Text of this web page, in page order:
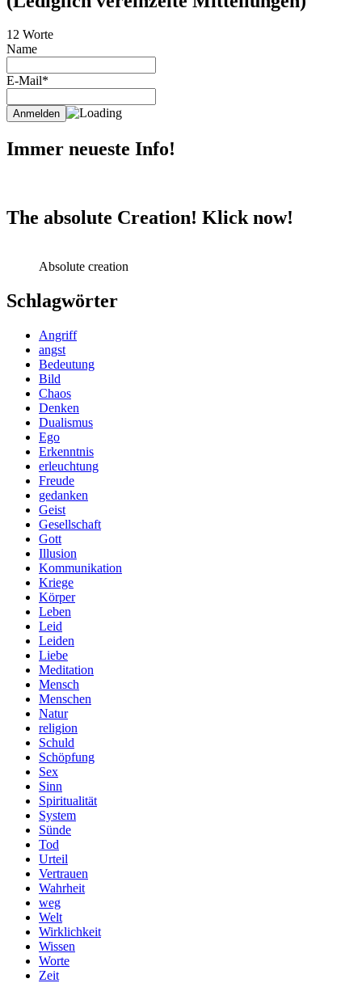
12 Worte
Name
E-Mail*
Immer neueste Info!
The absolute Creation! Klick now!
Absolute creation
Schlagwörter
Angriff
angst
Bedeutung
Bild
Chaos
Denken
Dualismus
Ego
Erkenntnis
erleuchtung
Freude
gedanken
Geist
Gesellschaft
Gott
Illusion
Kommunikation
Kriege
Körper
Leben
Leid
Leiden
Liebe
Meditation
Mensch
Menschen
Natur
religion
Schuld
Schöpfung
Sex
Sinn
Spiritualität
System
Sünde
Tod
Urteil
Vertrauen
Wahrheit
weg
Welt
Wirklichkeit
Wissen
Worte
Zeit